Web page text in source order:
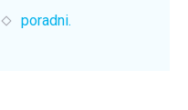
poradni.